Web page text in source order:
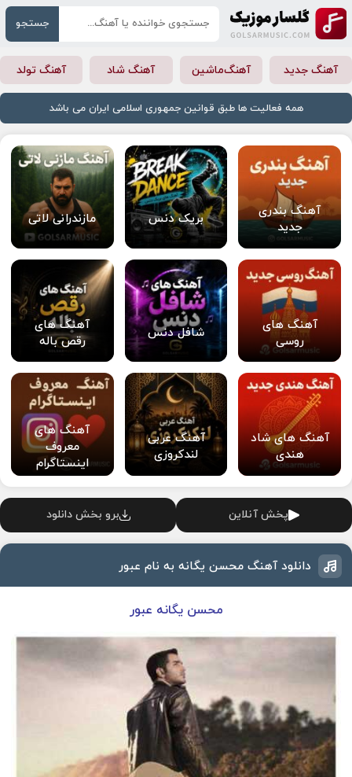
جستجو
آهنگ جدید آهنگ‌ماشین آهنگ شاد آهنگ تولد
همه فعالیت ها طبق قوانین جمهوری اسلامی ایران می باشد
آهنگ بندری
جدید
بریک دنس مازندرانی لاتی
آهنگ های
روسی
شافل دنس
آهنگ های
رقص باله
آهنگ های شاد
هندی
آهنگ عربی
لندکروزی
آهنگ های
معروف
اینستاگرام
پخش آنلاین برو بخش دانلود
دانلود آهنگ محسن یگانه به نام عبور
محسن یگانه عبور